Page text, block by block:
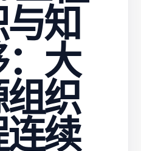
知
大
织
续